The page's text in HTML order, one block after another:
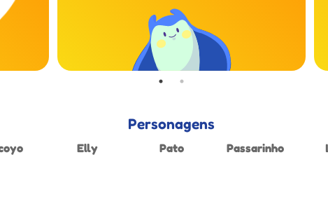
Personagens
Elly Pato Passarinho